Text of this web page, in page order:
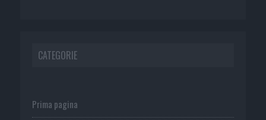
CATEGORIE
Prima pagina